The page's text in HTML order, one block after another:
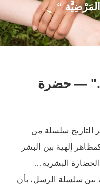
“
..." — حضرة
التاريخ سلسلة من
إلهية بين البشر
البشرية…
بين سلسلة الرسل، بأن